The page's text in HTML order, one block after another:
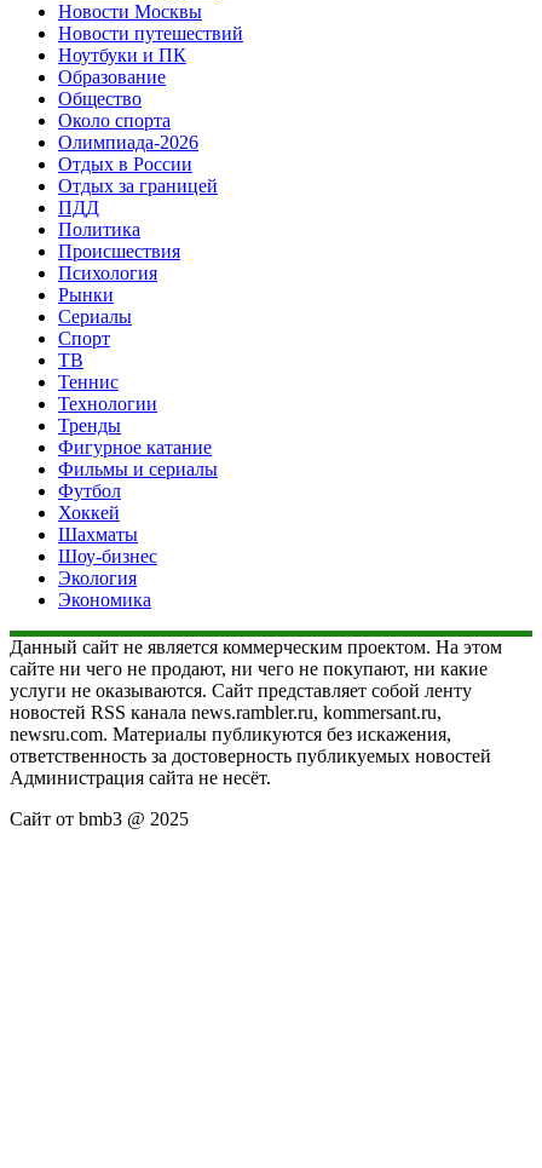
Новости Москвы
Новости путешествий
Ноутбуки и ПК
Образование
Общество
Около спорта
Олимпиада-2026
Отдых в России
Отдых за границей
ПДД
Политика
Происшествия
Психология
Рынки
Сериалы
Спорт
ТВ
Теннис
Технологии
Тренды
Фигурное катание
Фильмы и сериалы
Футбол
Хоккей
Шахматы
Шоу-бизнес
Экология
Экономика
Данный сайт не является коммерческим проектом. На этом
сайте ни чего не продают, ни чего не покупают, ни какие
услуги не оказываются. Сайт представляет собой ленту
новостей RSS канала news.rambler.ru, kommersant.ru,
newsru.com. Материалы публикуются без искажения,
ответственность за достоверность публикуемых новостей
Администрация сайта не несёт.
Сайт от bmb3 @ 2025